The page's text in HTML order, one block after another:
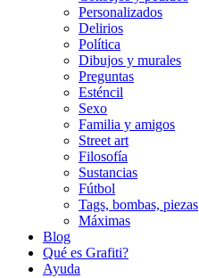
Personalizados
Delirios
Política
Dibujos y murales
Preguntas
Esténcil
Sexo
Familia y amigos
Street art
Filosofía
Sustancias
Fútbol
Tags, bombas, piezas
Máximas
Blog
Qué es Grafiti?
Ayuda